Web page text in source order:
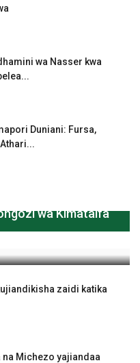
wa Nasser kwa
Duniani: Fursa,
wa Kimataifa
zaidi katika
na Michezo yajiandaa